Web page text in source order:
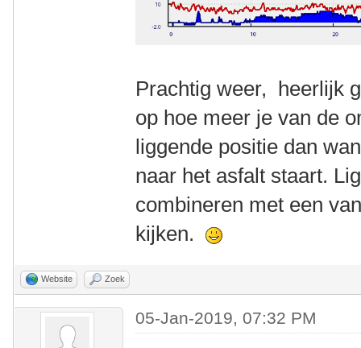
Prachtig weer, heerlijk
op hoe meer je van de
liggende positie dan
naar het asfalt staart.
combineren met een
kijken.
Website Zoek
05-Jan-2019, 07:32 PM